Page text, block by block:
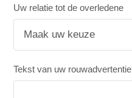
Uw relatie tot de overledene
Tekst van uw rouwadvertentie